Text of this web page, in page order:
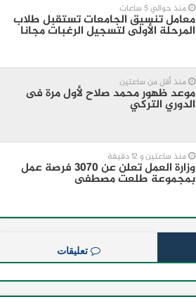
منذ حوالي 5 ساعات
معامل تنسيق الجامعات تستقبل طلاب
المرحلة الأولى لتسجيل الرغبات مجانا
منذ أقل من ساعتين
موعد ظهور محمد صلاح لأول مرة فى
الدوري التركي
منذ ساعتين و 12 دقيقة
وزارة العمل تعلن عن 3070 فرصة عمل
بمجموعة طلعت مصطفى
تعليقات